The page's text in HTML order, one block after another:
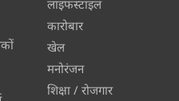
लाइफस्टाइल
कारोबार
खेल
मनोरंजन
शिक्षा / रोजगार